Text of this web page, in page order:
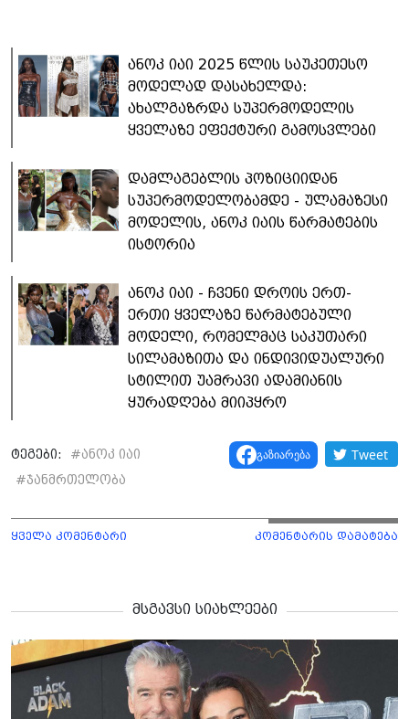
ანოკ იაი 2025 წლის საუკეთესო
მოდელად დასახელდა:
ახალგაზრდა სუპერმოდელის
ყველაზე ეფექტური გამოსვლები
დამლაგებლის პოზიციიდან
სუპერმოდელობამდე - ულამაზესი
მოდელის, ანოკ იაის წარმატების
ისტორია
ანოკ იაი - ჩვენი დროის ერთ-
ერთი ყველაზე წარმატებული
მოდელი, რომელმაც საკუთარი
სილამაზითა და ინდივიდუალური
სტილით უამრავი ადამიანის
ყურადღება მიიპყრო
ტეგები: #ანოკ იაი
#ჯანმრთელობა
გაზიარება Tweet
ყველა კომენტარი კომენტარის დამატება
მსგავსი სიახლეები